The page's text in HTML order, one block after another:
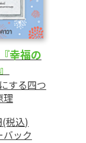
幸福の
する四つ
理
税込)
ック